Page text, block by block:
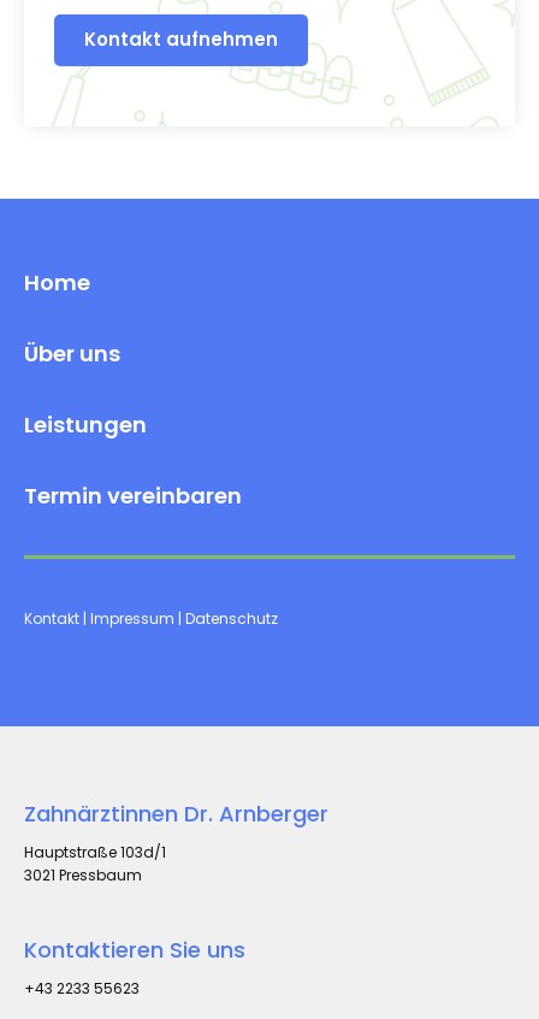
Kontakt aufnehmen
Home
Über uns
Leistungen
Termin vereinbaren
Kontakt | Impressum | Datenschutz
Zahnärztinnen Dr. Arnberger
Hauptstraße 103d/1
3021 Pressbaum
Kontaktieren Sie uns
+43 2233 55623